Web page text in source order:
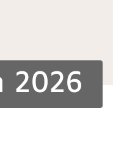
2026